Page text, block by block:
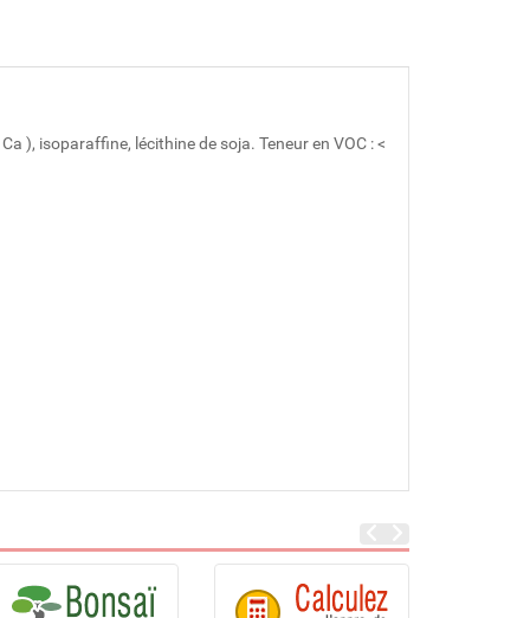
), isoparaffine, lécithine de soja. Teneur en VOC : <